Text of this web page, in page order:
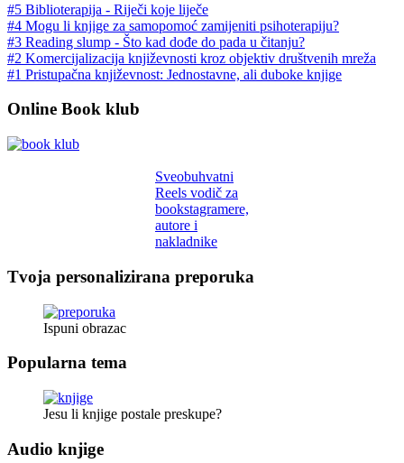
#5 Biblioterapija - Riječi koje liječe
#4 Mogu li knjige za samopomoć zamijeniti psihoterapiju?
#3 Reading slump - Što kad dođe do pada u čitanju?
#2 Komercijalizacija književnosti kroz objektiv društvenih mreža
#1 Pristupačna književnost: Jednostavne, ali duboke knjige
Online Book klub
Sveobuhvatni
Reels vodič za
bookstagramere,
autore i
nakladnike
Tvoja personalizirana preporuka
Ispuni obrazac
Popularna tema
Jesu li knjige postale preskupe?
Audio knjige